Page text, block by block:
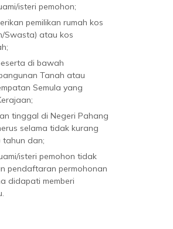
isteri pemohon;
pemilikan rumah kos
Swasta) atau kos
di bawah
Tanah atau
Semula yang
tinggal di Negeri Pahang
selama tidak kurang
tahun dan;
isteri pemohon tidak
pendaftaran permohonan
didapati memberi